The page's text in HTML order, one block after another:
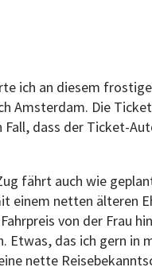
ich an diesem
Amsterdam. Die
Fall, dass der Ticket-
fährt auch wie
einem netten älteren
von der Frau
Etwas, das ich gern in
nette